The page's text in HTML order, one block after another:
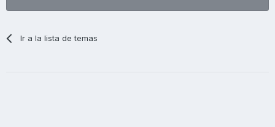
Ir a la lista de temas